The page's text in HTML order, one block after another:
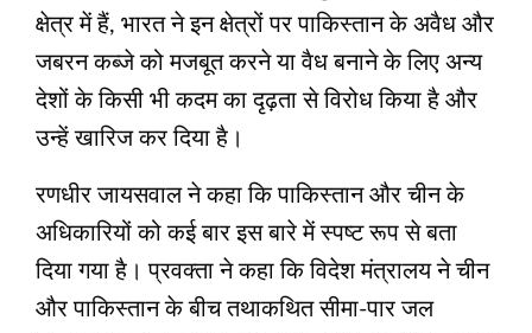
क्षेत्र में हैं, भारत ने इन क्षेत्रों पर पाकिस्तान के अवैध और
जबरन कब्जे को मजबूत करने या वैध बनाने के लिए अन्य
देशों के किसी भी कदम का दृढ़ता से विरोध किया है और
उन्हें खारिज कर दिया है।
रणधीर जायसवाल ने कहा कि पाकिस्तान और चीन के
अधिकारियों को कई बार इस बारे में स्पष्ट रूप से बता
दिया गया है। प्रवक्ता ने कहा कि विदेश मंत्रालय ने चीन
और पाकिस्तान के बीच तथाकथित सीमा-पार जल